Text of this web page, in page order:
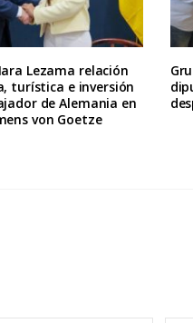
Lezama relación
turística e inversión
de Alemania en
von Goetze